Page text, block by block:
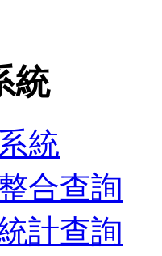
統
統
合查詢
計查詢